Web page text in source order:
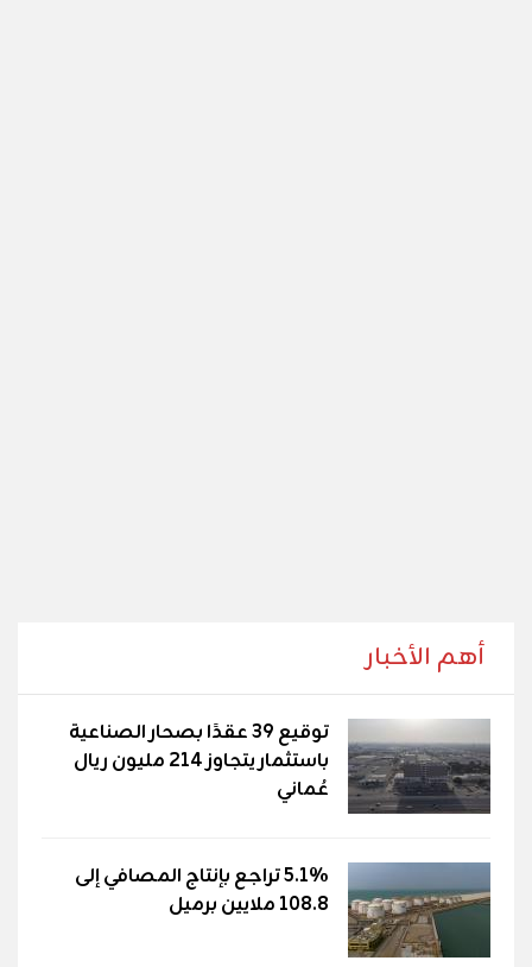
أهم الأخبار
توقيع 39 عقدًا بصحار الصناعية
باستثمار يتجاوز 214 مليون ريال
عُماني
5.1% تراجع بإنتاج المصافي إلى
108.8 ملايين برميل